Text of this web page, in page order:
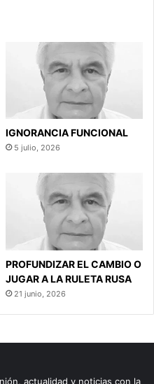
IGNORANCIA FUNCIONAL
5 julio, 2026
PROFUNDIZAR EL CAMBIO O
JUGAR A LA RULETA RUSA
21 junio, 2026
actualidad y noticias con la